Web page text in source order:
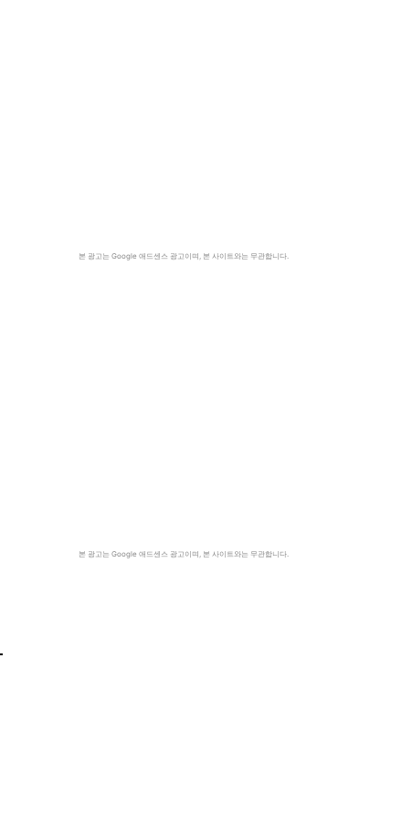
본 광고는 Google 애드센스 광고이며, 본 사이트와는 무관합니다.
본 광고는 Google 애드센스 광고이며, 본 사이트와는 무관합니다.